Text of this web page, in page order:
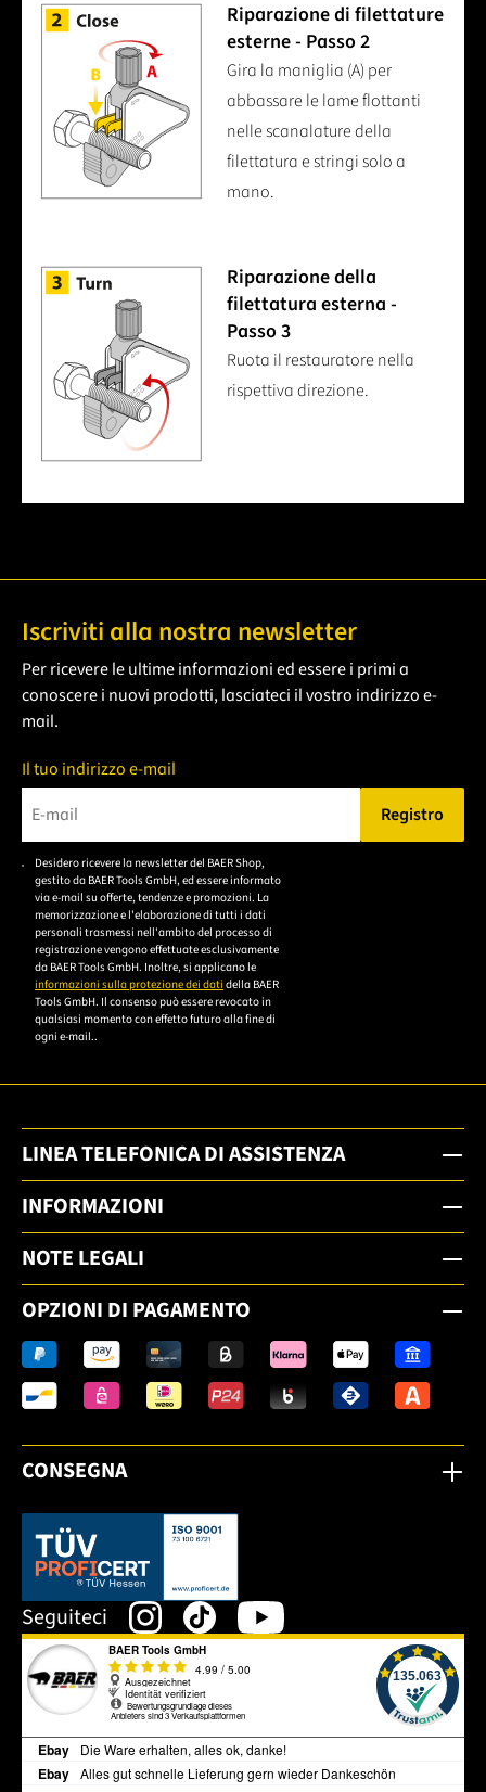
Riparazione di filettature
esterne - Passo 2
Gira la maniglia (A) per
abbassare le lame flottanti
nelle scanalature della
filettatura e stringi solo a
mano.
Riparazione della
filettatura esterna -
Passo 3
Ruota il restauratore nella
rispettiva direzione.
Iscriviti alla nostra newsletter
Per ricevere le ultime informazioni ed essere i primi a
conoscere i nuovi prodotti, lasciateci il vostro indirizzo e-
mail.
Il tuo indirizzo e-mail
Bitte geben Sie eine gültige E-Mail-Adresse ein.
Registro
Desidero ricevere la newsletter del BAER Shop,
gestito da BAER Tools GmbH, ed essere informato
via e-mail su offerte, tendenze e promozioni. La
memorizzazione e l'elaborazione di tutti i dati
personali trasmessi nell'ambito del processo di
registrazione vengono effettuate esclusivamente
da BAER Tools GmbH. Inoltre, si applicano le
informazioni sulla protezione dei dati della BAER
Tools GmbH. Il consenso può essere revocato in
qualsiasi momento con effetto futuro alla fine di
ogni e-mail..
LINEA TELEFONICA DI ASSISTENZA
INFORMAZIONI
NOTE LEGALI
OPZIONI DI PAGAMENTO
CONSEGNA
Dieser Link öffnet sich in einem neuen Tab.
Seguiteci